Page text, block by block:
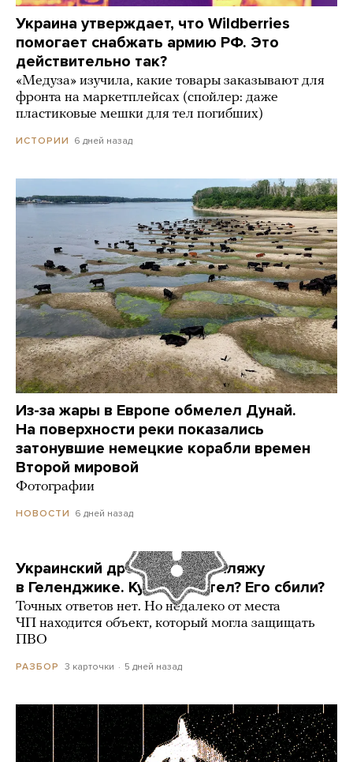
Украина утверждает, что Wildberries
помогает снабжать армию РФ. Это
действительно так?
«Медуза» изучила, какие товары заказывают для
фронта на маркетплейсах (спойлер: даже
пластиковые мешки для тел погибших)
ИСТОРИИ 6 дней назад
Из-за жары в Европе обмелел Дунай.
На поверхности реки показались
затонувшие немецкие корабли времен
Второй мировой
Фотографии
НОВОСТИ 6 дней назад
Украинский дрон попал по пляжу
в Геленджике. Куда он летел? Его сбили?
Точных ответов нет. Но недалеко от места
ЧП находится объект, который могла защищать
ПВО
РАЗБОР 3 карточки 5 дней назад